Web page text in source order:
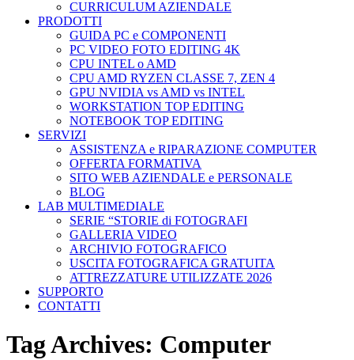
CURRICULUM AZIENDALE
PRODOTTI
GUIDA PC e COMPONENTI
PC VIDEO FOTO EDITING 4K
CPU INTEL o AMD
CPU AMD RYZEN CLASSE 7, ZEN 4
GPU NVIDIA vs AMD vs INTEL
WORKSTATION TOP EDITING
NOTEBOOK TOP EDITING
SERVIZI
ASSISTENZA e RIPARAZIONE COMPUTER
OFFERTA FORMATIVA
SITO WEB AZIENDALE e PERSONALE
BLOG
LAB MULTIMEDIALE
SERIE “STORIE di FOTOGRAFI
GALLERIA VIDEO
ARCHIVIO FOTOGRAFICO
USCITA FOTOGRAFICA GRATUITA
ATTREZZATURE UTILIZZATE 2026
SUPPORTO
CONTATTI
Tag Archives: Computer